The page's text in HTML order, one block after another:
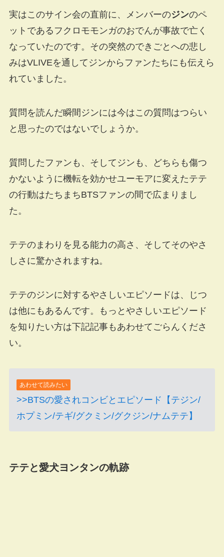
実はこのサイン会の直前に、メンバーのジンのペ
ットであるフクロモモンガのおでんが事故で亡く
なっていたのです。その突然のできごとへの悲し
みはVLIVEを通してジンからファンたちにも伝えら
れていました。
質問を読んだ瞬間ジンには今はこの質問はつらい
と思ったのではないでしょうか。
質問したファンも、そしてジンも、どちらも傷つ
かないように機転を効かせユーモアに変えたテテ
の行動はたちまちBTSファンの間で広まりまし
た。
テテのまわりを見る能力の高さ、そしてそのやさ
しさに驚かされますね。
テテのジンに対するやさしいエピソードは、じつ
は他にもあるんです。もっとやさしいエピソード
を知りたい方は下記記事もあわせてごらんくださ
い。
あわせて読みたい
>>BTSの愛されコンビとエピソード【テジン/
ホプミン/テギ/グクミン/グクジン/ナムテテ】
テテと愛犬ヨンタンの軌跡